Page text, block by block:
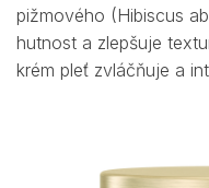
pižmového (Hibiscus
hutnost a zlepšuje
krém pleť zvláčňuje a